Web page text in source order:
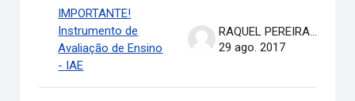
IMPORTANTE!
Instrumento de
Avaliação de Ensino
- IAE
RAQUEL PEREIRA DE ARRUDA
29 ago. 2017